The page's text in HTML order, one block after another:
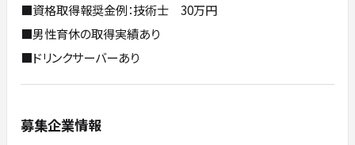
■資格取得報奨金例：技術士 30万円
■男性育休の取得実績あり
■ドリンクサーバーあり
募集企業情報